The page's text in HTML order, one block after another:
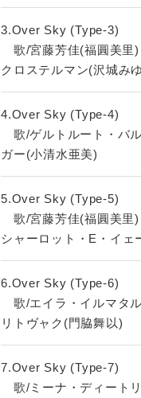
3.Over Sky (Type-3)
歌/宮藤芳佳(福圓美里)
クロステルマン(沢城み
4.Over Sky (Type-4)
歌/ゲルトルート・バ
ガー(小清水亜美)
5.Over Sky (Type-5)
歌/宮藤芳佳(福圓美里)
シャーロット・E・イェ
6.Over Sky (Type-6)
歌/エイラ・イルマタ
リトヴャク(門脇舞以)
7.Over Sky (Type-7)
歌/ミーナ・ディート